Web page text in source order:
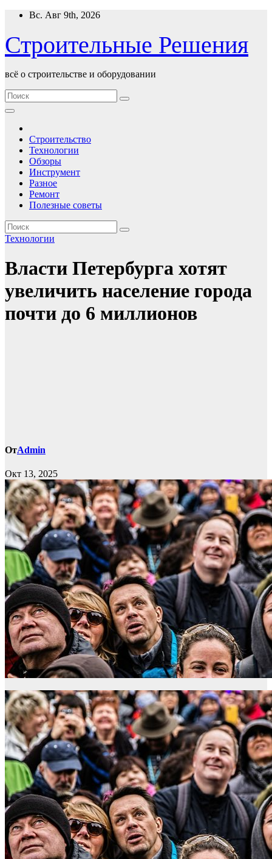
Перейти
содержимому
Вс. Авг 9th, 2026
Строительные Решения
всё о строительстве и оборудовании
Строительство
Технологии
Обзоры
Инструмент
Разное
Ремонт
Полезные советы
Технологии
Власти Петербурга хотят
увеличить население города
почти до 6 миллионов
ОтAdmin
Окт 13, 2025